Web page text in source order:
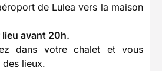
de Lulea vers la maison
avant 20h.
dans votre chalet et vous
des lieux.